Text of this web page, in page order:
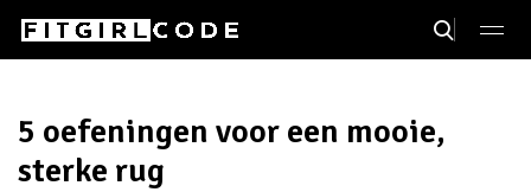
5 oefeningen voor een mooie,
sterke rug